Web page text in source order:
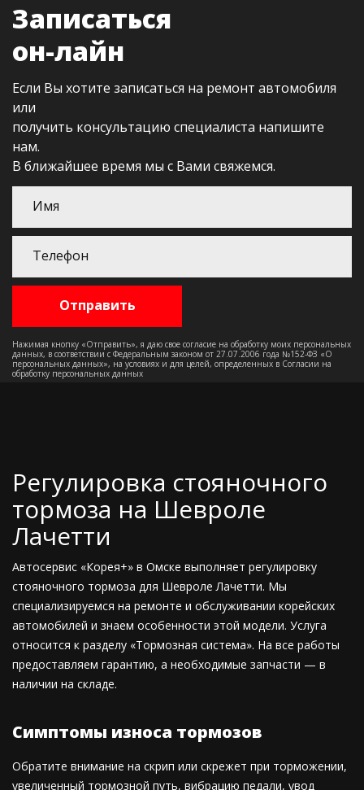
Записаться
он-лайн
Если Вы хотите записаться на ремонт автомобиля
или
получить консультацию специалиста напишите
нам.
В ближайшее время мы с Вами свяжемся.
Нажимая кнопку «Отправить», я даю свое согласие на обработку моих персональных
данных, в соответствии с Федеральным законом от 27.07.2006 года №152-ФЗ «О
персональных данных», на условиях и для целей, определенных в Согласии на
обработку персональных данных
Регулировка стояночного
тормоза на Шевроле
Лачетти
Автосервис «Корея+» в Омске выполняет регулировку
стояночного тормоза для Шевроле Лачетти. Мы
специализируемся на ремонте и обслуживании корейских
автомобилей и знаем особенности этой модели. Услуга
относится к разделу «Тормозная система». На все работы
предоставляем гарантию, а необходимые запчасти — в
наличии на складе.
Симптомы износа тормозов
Обратите внимание на скрип или скрежет при торможении,
увеличенный тормозной путь, вибрацию педали, увод